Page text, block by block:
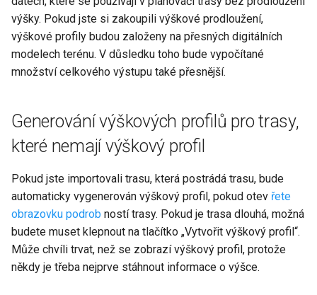
výšky. Pokud jste si zakoupili výškové prodloužení,
výškové profily budou založeny na přesných digitálních
modelech terénu. V důsledku toho bude vypočítané
množství celkového výstupu také přesnější.
Generování výškových profilů pro trasy,
které nemají výškový profil
Pokud jste importovali trasu, která postrádá trasu, bude
automaticky vygenerován výškový profil, pokud otev řete
obrazovku podrob ností trasy. Pokud je trasa dlouhá, možná
budete muset klepnout na tlačítko „Vytvořit výškový profil“.
Může chvíli trvat, než se zobrazí výškový profil, protože
někdy je třeba nejprve stáhnout informace o výšce.